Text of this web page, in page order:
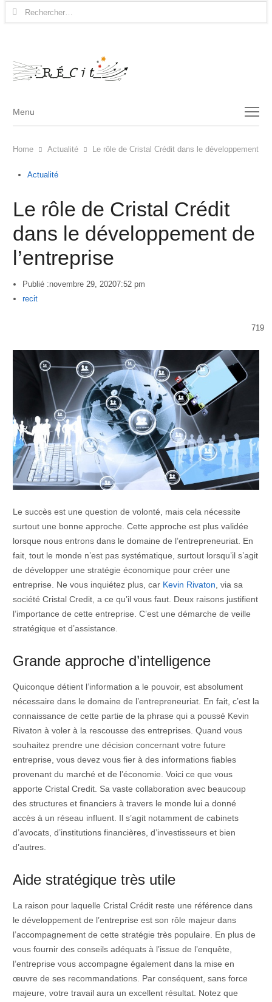
Rechercher :
Menu
Menu
Home Actualité Le rôle de Cristal Crédit dans le développement de
Actualité
Le rôle de Cristal Crédit
dans le développement de
l’entreprise
Publié :novembre 29, 20207:52 pm
Author
recit
719
Le succès est une question de volonté, mais cela nécessite
surtout une bonne approche. Cette approche est plus validée
lorsque nous entrons dans le domaine de l’entrepreneuriat. En
fait, tout le monde n’est pas systématique, surtout lorsqu’il s’agit
de développer une stratégie économique pour créer une
entreprise. Ne vous inquiétez plus, car Kevin Rivaton , via sa
société Cristal Credit, a ce qu’il vous faut. Deux raisons justifient
l’importance de cette entreprise. C’est une démarche de veille
stratégique et d’assistance.
Grande approche d’intelligence
Quiconque détient l’information a le pouvoir, est absolument
nécessaire dans le domaine de l’entrepreneuriat. En fait, c’est la
connaissance de cette partie de la phrase qui a poussé Kevin
Rivaton à voler à la rescousse des entreprises. Quand vous
souhaitez prendre une décision concernant votre future
entreprise, vous devez vous fier à des informations fiables
provenant du marché et de l’économie. Voici ce que vous
apporte Cristal Credit. Sa vaste collaboration avec beaucoup
des structures et financiers à travers le monde lui a donné
accès à un réseau influent. Il s’agit notamment de cabinets
d’avocats, d’institutions financières, d’investisseurs et bien
d’autres.
Aide stratégique très utile
La raison pour laquelle Cristal Crédit reste une référence dans
le développement de l’entreprise est son rôle majeur dans
l’accompagnement de cette stratégie très populaire. En plus de
vous fournir des conseils adéquats à l’issue de l’enquête,
l’entreprise vous accompagne également dans la mise en
œuvre de ses recommandations. Par conséquent, sans force
majeure, votre travail aura un excellent résultat. Notez que